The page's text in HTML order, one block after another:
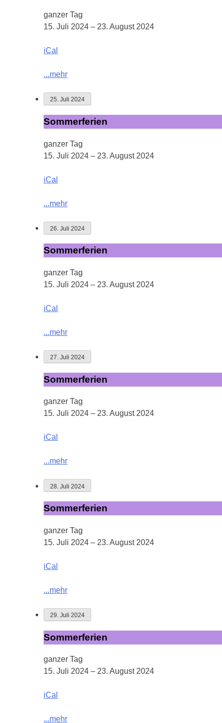
ganzer Tag
15. Juli 2024 – 23. August 2024
iCal
...mehr
25. Juli 2024
Sommerferien
Sommerferien
ganzer Tag
15. Juli 2024 – 23. August 2024
iCal
...mehr
26. Juli 2024
Sommerferien
Sommerferien
ganzer Tag
15. Juli 2024 – 23. August 2024
iCal
...mehr
27. Juli 2024
Sommerferien
Sommerferien
ganzer Tag
15. Juli 2024 – 23. August 2024
iCal
...mehr
28. Juli 2024
Sommerferien
Sommerferien
ganzer Tag
15. Juli 2024 – 23. August 2024
iCal
...mehr
29. Juli 2024
Sommerferien
Sommerferien
ganzer Tag
15. Juli 2024 – 23. August 2024
iCal
...mehr